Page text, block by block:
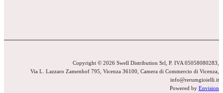
Copyright © 2026 Swell Distribution Srl, P. IVA 05058080283,
Via L. Lazzaro Zamenhof 795, Vicenza 36100, Camera di Commercio di Vicenza,
info@rerumgioielli.it
Powered by Envision